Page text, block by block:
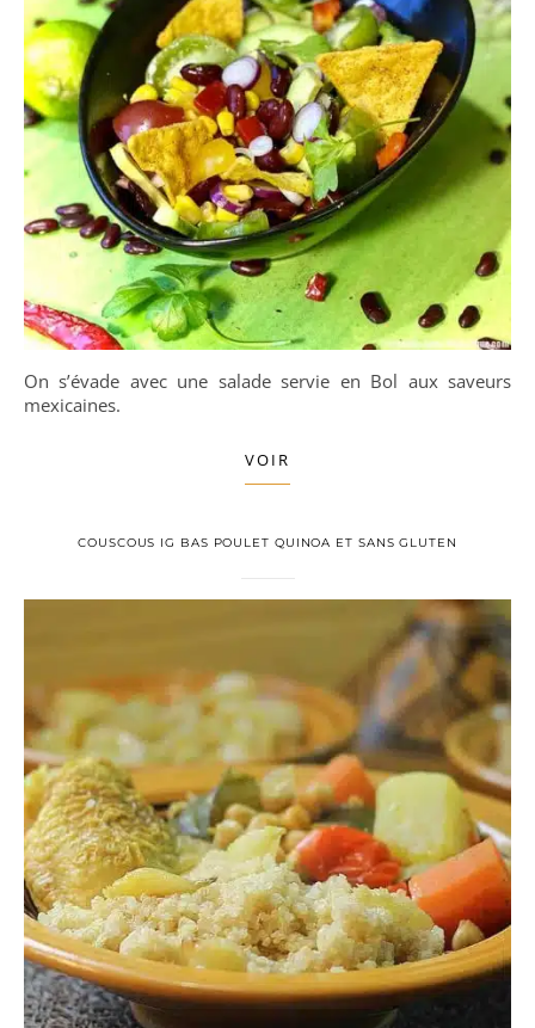
On s’évade avec une salade servie en Bol aux saveurs
mexicaines.
VOIR
COUSCOUS IG BAS POULET QUINOA ET SANS GLUTEN